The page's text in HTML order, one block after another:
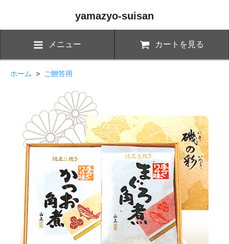
yamazyo-suisan
メニュー カートを見る
ホーム > ご贈答用